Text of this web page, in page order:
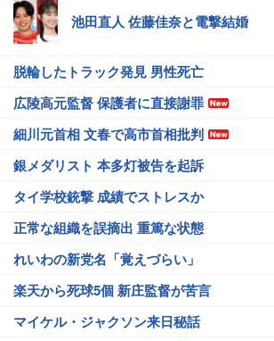
池田直人 佐藤佳奈と電撃結婚
脱輪したトラック発見 男性死亡
広陵高元監督 保護者に直接謝罪
細川元首相 文春で高市首相批判
銀メダリスト 本多灯被告を起訴
タイ学校銃撃 成績でストレスか
正常な組織を誤摘出 重篤な状態
れいわの新党名「覚えづらい」
楽天から死球5個 新庄監督が苦言
マイケル・ジャクソン来日秘話